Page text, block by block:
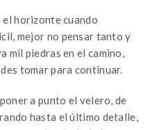
horizonte cuando
mejor no pensar tanto y
mil piedras en el camino,
tomar para continuar.
a punto el velero, de
hasta el último detalle,